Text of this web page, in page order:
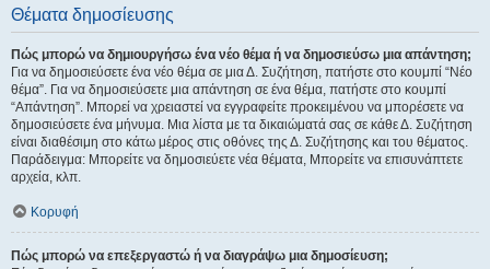
Θέματα δημοσίευσης
Πώς μπορώ να δημιουργήσω ένα νέο θέμα ή να δημοσιεύσω μια απάντηση;
Για να δημοσιεύσετε ένα νέο θέμα σε μια Δ. Συζήτηση, πατήστε στο κουμπί “Νέο
θέμα”. Για να δημοσιεύσετε μια απάντηση σε ένα θέμα, πατήστε στο κουμπί
“Απάντηση”. Μπορεί να χρειαστεί να εγγραφείτε προκειμένου να μπορέσετε να
δημοσιεύσετε ένα μήνυμα. Μια λίστα με τα δικαιώματά σας σε κάθε Δ. Συζήτηση
είναι διαθέσιμη στο κάτω μέρος στις οθόνες της Δ. Συζήτησης και του θέματος.
Παράδειγμα: Μπορείτε να δημοσιεύετε νέα θέματα, Μπορείτε να επισυνάπτετε
αρχεία, κλπ.
Κορυφή
Πώς μπορώ να επεξεργαστώ ή να διαγράψω μια δημοσίευση;